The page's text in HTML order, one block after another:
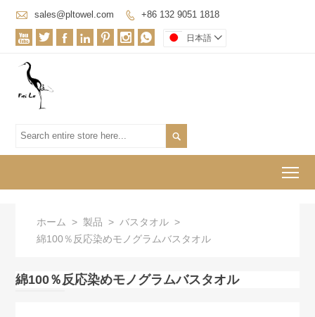
 sales@pltowel.com  +86 132 9051 1818
       日本語 

ホーム > 製品 > バスタオル >
綿100％反応染めモノグラムバスタオル
綿100％反応染めモノグラムバスタオル